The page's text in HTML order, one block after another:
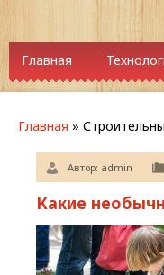
Главная
Главная »
Автор: admin
Какие